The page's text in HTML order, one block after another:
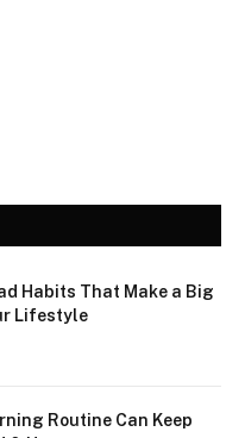
Habits That Make a Big
Lifestyle
Routine Can Keep